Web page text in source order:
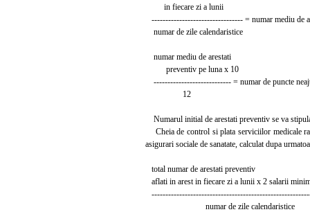
in fiecare zi a lunii
--------------------------------- = numar mediu de
numar de zile calendaristice
numar mediu de arestati
preventiv pe luna x 10
---------------------------- = numar de puncte
12
Numarul initial de arestati preventiv se va
Cheia de control si plata serviciilor medicale
asigurari sociale de sanatate, calculat dupa
total numar de arestati preventiv
aflati in arest in fiecare zi a lunii x 2 salarii
numar de zile calendaristice